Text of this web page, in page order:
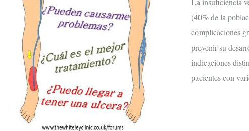
(40% de la
complicaciones
prevenir su
indicaciones
pacientes con